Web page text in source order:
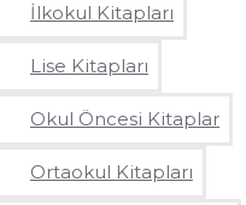
İlkokul Kitapları
Lise Kitapları
Okul Öncesi Kitaplar
Ortaokul Kitapları